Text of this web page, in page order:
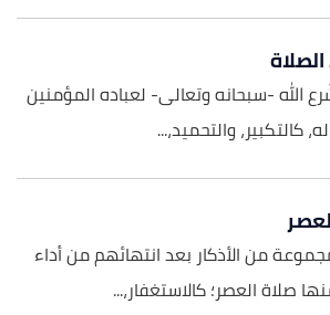
الله -سبحانه وتعالى- لعباده المؤمنين
كالتكبير، والتحميد،...
من الأذكار بعد انتهائهم من أداء
صلاة العصر؛ كالاستغفار،...